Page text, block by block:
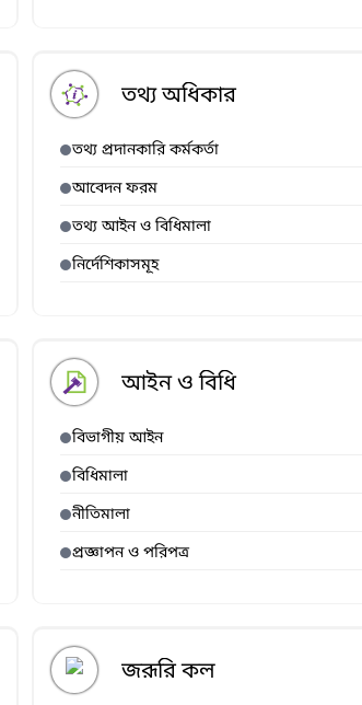
তথ্য অধিকার
তথ্য প্রদানকারি কর্মকর্তা
আবেদন ফরম
তথ্য আইন ও বিধিমালা
নির্দেশিকাসমূহ
আইন ও বিধি
বিভাগীয় আইন
বিধিমালা
নীতিমালা
প্রজ্ঞাপন ও পরিপত্র
জরূরি কল